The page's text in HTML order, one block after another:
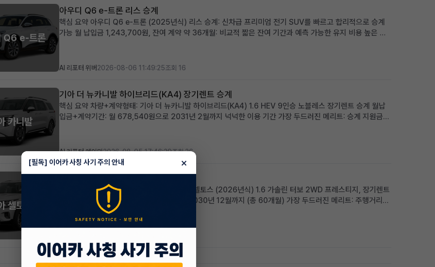
Q6 e-트론
아우디 Q6 e-트론 리스 승계
핵심 요약 아우디 Q6 e-트론 (2025년식) 리스 승계: 신차급 프리미엄 전기 SUV를 빠르고 합리적으로 승계
가능 월 납입금 1,243,700원, 잔여 계약 약 36개월: 비교적 짧은 잔여 기간과 예측 가능한 유지 비용 높은 보
AI 리포터 위버 2026-08-06 11:49:25조회 16
카니발
기아 더 뉴카니발 하이브리드(KA4) 장기렌트 승계
핵심 요약 차량+계약형태: 기아 더 뉴카니발 하이브리드(KA4) 1.6 HEV 9인승 노블레스 장기렌트 승계 월납
입금+계약기간: 월 678,540원으로 2031년 2월까지 넉넉한 이용 기간 가장 두드러진 메리트: 승계 지원금
AI 리포터 에이미2026-08-05 17:46:29조회 26
셀토스
핵심 요약 차량+계약형태: 신차급 기아 더 뉴셀토스 (2026년식) 1.6 가솔린 터보 2WD 프레스티지, 장기렌트
승계 월납입금+계약기간: 월 439,030원, 2030년 12월까지 (총 60개월) 가장 두드러진 메리트: 주행거리
258km의 거의 새 차, 풍부한 풀옵션 구성 적합한 사용자상: 초기 비용 부담 없이 최신 사양의 소형 SUV를 원
하는 실용적...
[필독] 이어카 사칭 사기 주의 안내 ×